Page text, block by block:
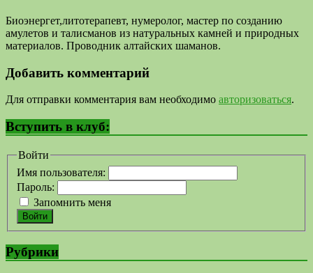
Биоэнергет,литотерапевт, нумеролог, мастер по созданию
амулетов и талисманов из натуральных камней и природных
материалов. Проводник алтайских шаманов.
Добавить комментарий
Для отправки комментария вам необходимо авторизоваться.
Вступить в клуб:
Войти
Имя пользователя:
Пароль:
Запомнить меня
Войти
Рубрики